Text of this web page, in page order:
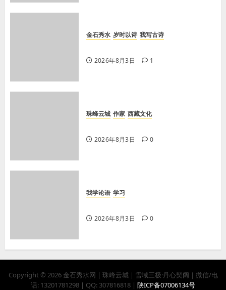
金石秀水 岁时以诗 我写古诗
2026年8月3日 1
珠峰云城 作家 西藏文化
2026年8月3日 0
我学论语 学习
2026年8月3日 0
Copyright © 2026 金石秀水网 | 珠峰云城｜雪域三极·丹心契阔｜微信/电
话: 13201781298 | QQ: 307816818 | 陕ICP备07006134号